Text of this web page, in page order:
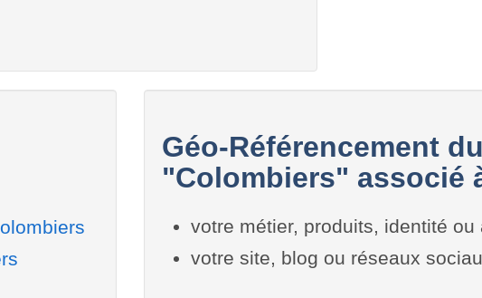
Géo-Référencement
"Colombiers" associé
votre métier, produits, identité ou
votre site, blog ou réseaux